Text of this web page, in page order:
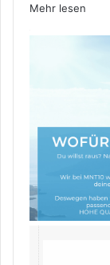
Mehr lesen